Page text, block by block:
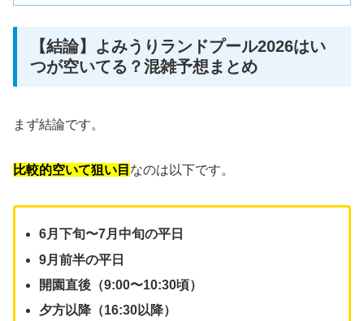
【結論】よみうりランドプール2026はい
つが空いてる？混雑予想まとめ
まず結論です。
比較的空いて狙い目 なのは以下です。
6月下旬〜7月中旬の平日
9月前半の平日
開園直後（9:00〜10:30頃）
夕方以降（16:30以降）